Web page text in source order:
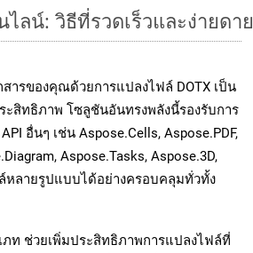
ลน์: วิธีที่รวดเร็วและง่ายดาย
ารของคุณด้วยการแปลงไฟล์ DOTX เป็น
ะสิทธิภาพ โซลูชันอันทรงพลังนี้รองรับการ
อื่นๆ เช่น Aspose.Cells, Aspose.PDF,
Aspose.Tasks, Aspose.3D,
หลายรูปแบบได้อย่างครอบคลุมทั่วทั้ง
ภท ช่วยเพิ่มประสิทธิภาพการแปลงไฟล์ที่